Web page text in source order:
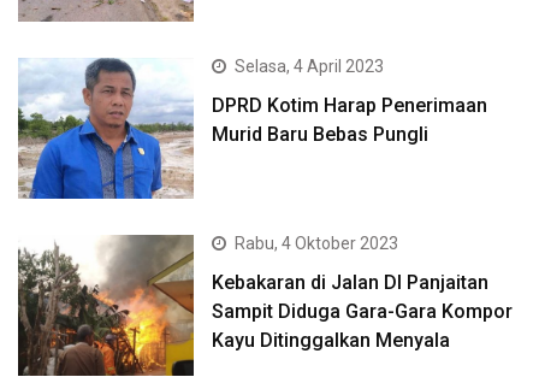
Selasa, 4 April 2023
DPRD Kotim Harap Penerimaan
Murid Baru Bebas Pungli
Rabu, 4 Oktober 2023
Kebakaran di Jalan DI Panjaitan
Sampit Diduga Gara-Gara Kompor
Kayu Ditinggalkan Menyala